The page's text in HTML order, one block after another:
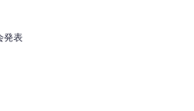
発表